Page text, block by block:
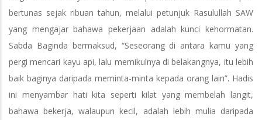
bertunas sejak ribuan tahun, melalui petunjuk Rasulullah SAW
yang mengajar bahawa pekerjaan adalah kunci kehormatan.
Sabda Baginda bermaksud, “Seseorang di antara kamu yang
pergi mencari kayu api, lalu memikulnya di belakangnya, itu lebih
baik baginya daripada meminta-minta kepada orang lain”. Hadis
ini menyambar hati kita seperti kilat yang membelah langit,
bahawa bekerja, walaupun kecil, adalah lebih mulia daripada